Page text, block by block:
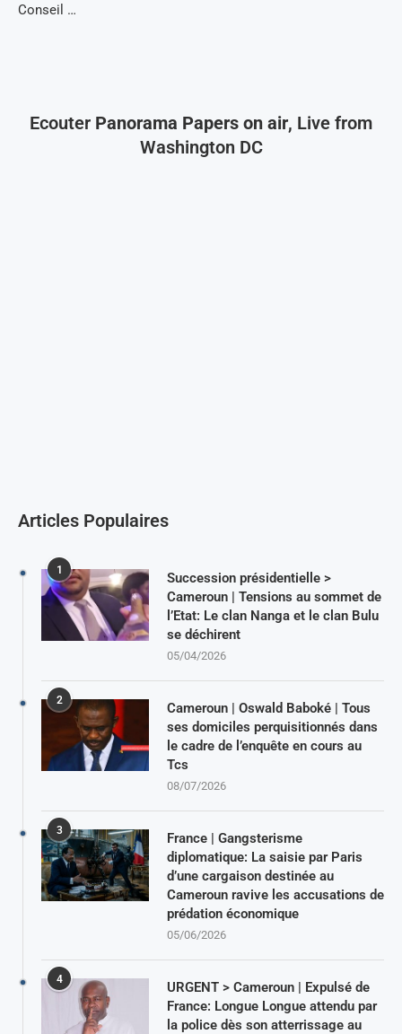
Conseil …
Ecouter Panorama Papers on air, Live from
Washington DC
Articles Populaires
1
Succession présidentielle >
Cameroun | Tensions au sommet de
l’Etat: Le clan Nanga et le clan Bulu
se déchirent
05/04/2026
2
Cameroun | Oswald Baboké | Tous
ses domiciles perquisitionnés dans
le cadre de l’enquête en cours au
Tcs
08/07/2026
3
France | Gangsterisme
diplomatique: La saisie par Paris
d’une cargaison destinée au
Cameroun ravive les accusations de
prédation économique
05/06/2026
4
URGENT > Cameroun | Expulsé de
France: Longue Longue attendu par
la police dès son atterrissage au